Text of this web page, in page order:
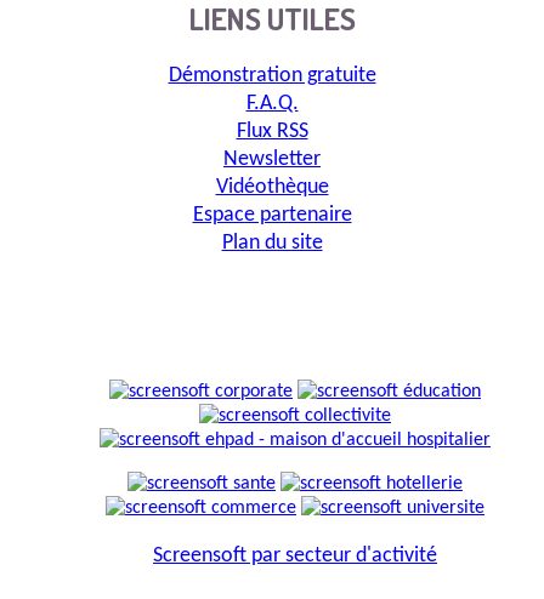
LIENS UTILES
Démonstration gratuite
F.A.Q.
Flux RSS
Newsletter
Vidéothèque
Espace partenaire
Plan du site
Screensoft par secteur d'activité